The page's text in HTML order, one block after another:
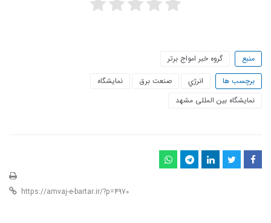
منبع
گروه خبر امواج برتر
برچسب ها
انرژي صنعت برق
نمایشگاه
نمایشگاه بین المللی مشهد